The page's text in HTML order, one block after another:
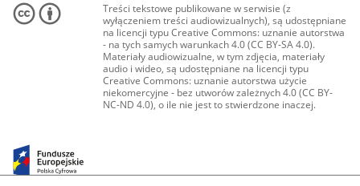
Treści tekstowe publikowane w serwisie (z
wyłączeniem treści audiowizualnych), są udostępniane
na licencji typu Creative Commons: uznanie autorstwa
- na tych samych warunkach 4.0 (CC BY-SA 4.0).
Materiały audiowizualne, w tym zdjęcia, materiały
audio i wideo, są udostępniane na licencji typu
Creative Commons: uznanie autorstwa użycie
niekomercyjne - bez utworów zależnych 4.0 (CC BY-
NC-ND 4.0), o ile nie jest to stwierdzone inaczej.